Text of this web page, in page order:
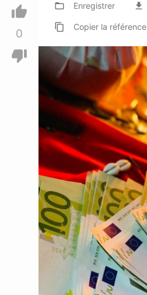
thumb_up
0
thumb_down
folder_open Enregistrer file_download
content_copy Copierla référence